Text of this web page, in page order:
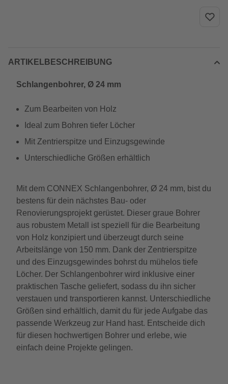
ARTIKELBESCHREIBUNG
Schlangenbohrer, Ø 24 mm
Zum Bearbeiten von Holz
Ideal zum Bohren tiefer Löcher
Mit Zentrierspitze und Einzugsgewinde
Unterschiedliche Größen erhältlich
Mit dem CONNEX Schlangenbohrer, Ø 24 mm, bist du
bestens für dein nächstes Bau- oder
Renovierungsprojekt gerüstet. Dieser graue Bohrer
aus robustem Metall ist speziell für die Bearbeitung
von Holz konzipiert und überzeugt durch seine
Arbeitslänge von 150 mm. Dank der Zentrierspitze
und des Einzugsgewindes bohrst du mühelos tiefe
Löcher. Der Schlangenbohrer wird inklusive einer
praktischen Tasche geliefert, sodass du ihn sicher
verstauen und transportieren kannst. Unterschiedliche
Größen sind erhältlich, damit du für jede Aufgabe das
passende Werkzeug zur Hand hast. Entscheide dich
für diesen hochwertigen Bohrer und erlebe, wie
einfach deine Projekte gelingen.